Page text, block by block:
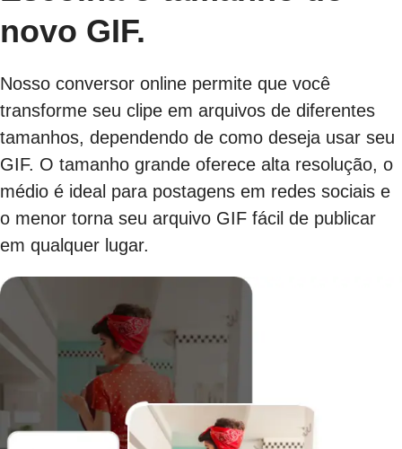
novo GIF.
Nosso conversor online permite que você
transforme seu clipe em arquivos de diferentes
tamanhos, dependendo de como deseja usar seu
GIF. O tamanho grande oferece alta resolução, o
médio é ideal para postagens em redes sociais e
o menor torna seu arquivo GIF fácil de publicar
em qualquer lugar.